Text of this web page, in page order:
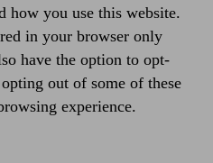
how you use this website.
in your browser only
have the option to opt-
out of some of these
experience.